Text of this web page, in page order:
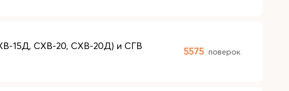
15Д, СХВ-20, СХВ-20Д) и СГВ
5575 поверок